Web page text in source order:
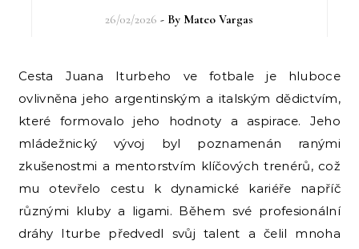
26/02/2026 - By Mateo Vargas
Cesta Juana Iturbeho ve fotbale je hluboce
ovlivněna jeho argentinským a italským dědictvím,
které formovalo jeho hodnoty a aspirace. Jeho
mládežnický vývoj byl poznamenán ranými
zkušenostmi a mentorstvím klíčových trenérů, což
mu otevřelo cestu k dynamické kariéře napříč
různými kluby a ligami. Během své profesionální
dráhy Iturbe předvedl svůj talent a čelil mnoha